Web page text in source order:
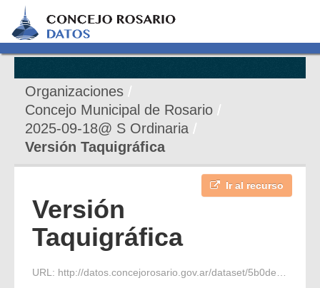
Organizaciones
Concejo Municipal de Rosario
2025-09-18@ S Ordinaria
Versión Taquigráfica
Ir al recurso
Versión
Taquigráfica
URL: http://datos.concejorosario.gov.ar/dataset/5b0de2bf-94a3-46f6-b392-ceb8d01bc9a8/resource/a425bcbf-8844-4ecd-9509-44bed9d9b678/download/2025-09-18-s-ordinaria-4-vt.pdf